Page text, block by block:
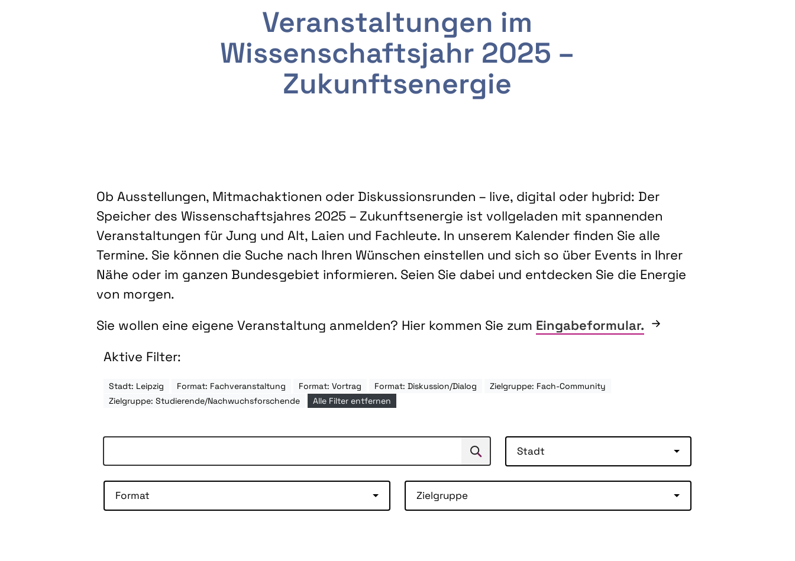
Veranstaltungen im
Wissenschaftsjahr 2025 –
Zukunftsenergie
Ob Ausstellungen, Mitmachaktionen oder Diskussionsrunden – live, digital oder hybrid: Der
Speicher des Wissenschaftsjahres 2025 – Zukunftsenergie ist vollgeladen mit spannenden
Veranstaltungen für Jung und Alt, Laien und Fachleute. In unserem Kalender finden Sie alle
Termine. Sie können die Suche nach Ihren Wünschen einstellen und sich so über Events in Ihrer
Nähe oder im ganzen Bundesgebiet informieren. Seien Sie dabei und entdecken Sie die Energie
von morgen.
Sie wollen eine eigene Veranstaltung anmelden? Hier kommen Sie zum Eingabeformular.
Aktive Filter:
Stadt: Leipzig Format: Fachveranstaltung Format: Vortrag Format: Diskussion/Dialog
Zielgruppe: Fach-Community
Zielgruppe: Studierende/Nachwuchsforschende
Alle Filter entfernen
Suchen Stadt
Format Zielgruppe